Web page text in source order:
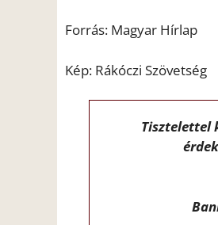
Forrás: Magyar Hírlap
Kép: Rákóczi Szövetség
Tisztelettel